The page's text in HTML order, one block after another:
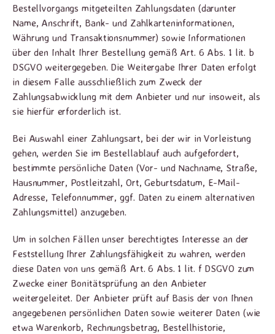
Bestellvorgangs mitgeteilten Zahlungsdaten (darunter
Name, Anschrift, Bank- und Zahlkarteninformationen,
Währung und Transaktionsnummer) sowie Informationen
über den Inhalt Ihrer Bestellung gemäß Art. 6 Abs. 1 lit. b
DSGVO weitergegeben. Die Weitergabe Ihrer Daten erfolgt
in diesem Falle ausschließlich zum Zweck der
Zahlungsabwicklung mit dem Anbieter und nur insoweit, als
sie hierfür erforderlich ist.
Bei Auswahl einer Zahlungsart, bei der wir in Vorleistung
gehen, werden Sie im Bestellablauf auch aufgefordert,
bestimmte persönliche Daten (Vor- und Nachname, Straße,
Hausnummer, Postleitzahl, Ort, Geburtsdatum, E-Mail-
Adresse, Telefonnummer, ggf. Daten zu einem alternativen
Zahlungsmittel) anzugeben.
Um in solchen Fällen unser berechtigtes Interesse an der
Feststellung Ihrer Zahlungsfähigkeit zu wahren, werden
diese Daten von uns gemäß Art. 6 Abs. 1 lit. f DSGVO zum
Zwecke einer Bonitätsprüfung an den Anbieter
weitergeleitet. Der Anbieter prüft auf Basis der von Ihnen
angegebenen persönlichen Daten sowie weiterer Daten (wie
etwa Warenkorb, Rechnungsbetrag, Bestellhistorie,